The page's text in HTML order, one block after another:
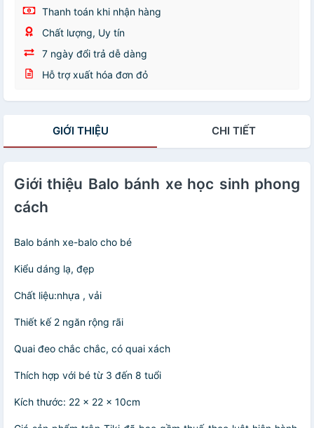
Thanh toán khi nhận hàng
Chất lượng, Uy tín
7 ngày đổi trả dễ dàng
Hỗ trợ xuất hóa đơn đỏ
GIỚI THIỆU CHI TIẾT
Giới thiệu Balo bánh xe học sinh phong
cách
Balo bánh xe-balo cho bé
Kiểu dáng lạ, đẹp
Chất liệu:nhựa , vải
Thiết kế 2 ngăn rộng rãi
Quai đeo chắc chắc, có quai xách
Thích hợp với bé từ 3 đến 8 tuổi
Kích thước: 22 x 22 x 10cm